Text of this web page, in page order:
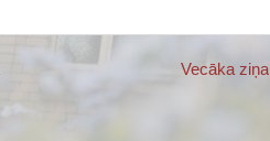
Vecāka ziņa